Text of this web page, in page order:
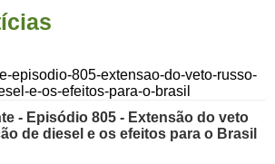
- Episódio 805 - Extensão do veto
de diesel e os efeitos para o Brasil